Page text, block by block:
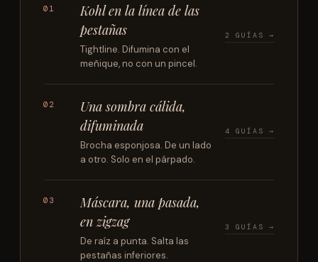
01
Kohl en la línea de las
pestañas
Tightline. Difumina con el
meñique, no con un pincel.
2 GUÍAS →
02
Una sombra cálida,
difuminada
Brocha esponjosa. De un lado
a otro. Solo en el párpado.
4 GUÍAS →
03
Máscara, una pasada,
en zigzag
De raíz a punta. Salta las
pestañas inferiores.
3 GUÍAS →